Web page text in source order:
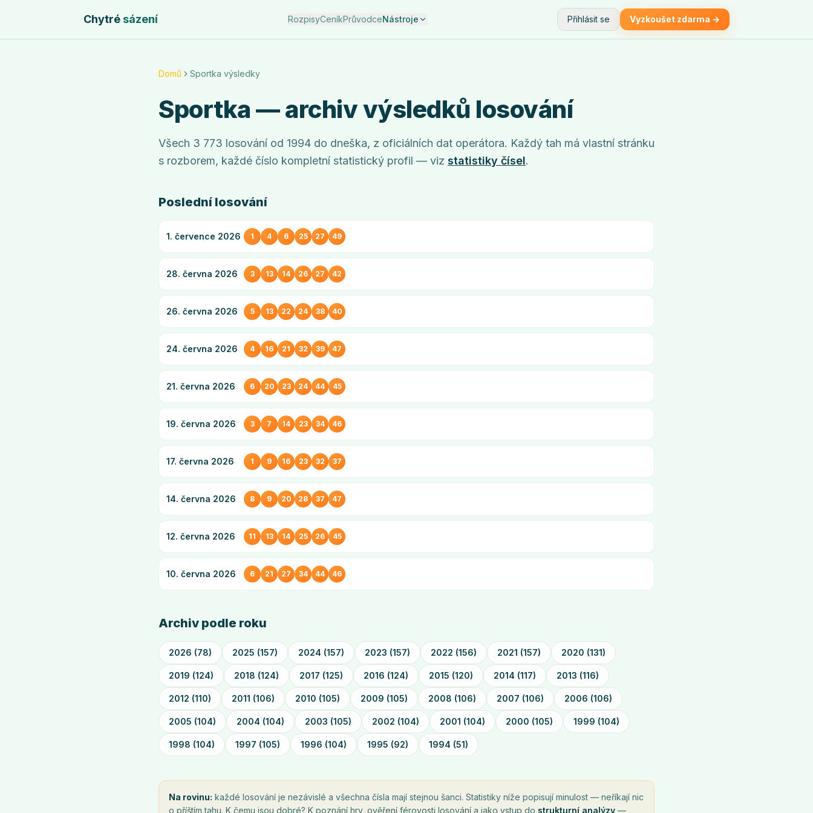
Chytrésázení RozpisyCeníkPrůvodceNástroje Přihlásit se Vyzkoušet zdarma →
Domů Sportka výsledky
Sportka — archiv výsledků losování
Všech 3 773 losování od 1994 do dneška, z oficiálních dat operátora. Každý tah má vlastní stránku
s rozborem, každé číslo kompletní statistický profil — viz statistiky čísel.
Poslední losování
1. července 2026 1 4 6 25 27 49
28. června 2026 3 13 14 26 27 42
26. června 2026 5 13 22 24 38 40
24. června 2026 4 16 21 32 39 47
21. června 2026 6 20 23 24 44 45
19. června 2026 3 7 14 23 34 46
17. června 2026 1 9 16 23 32 37
14. června 2026 8 9 20 28 37 47
12. června 2026 11 13 14 25 26 45
10. června 2026 6 21 27 34 44 46
Archiv podle roku
2026 (78) 2025 (157) 2024 (157) 2023 (157) 2022 (156) 2021 (157) 2020 (131)
2019 (124) 2018 (124) 2017 (125) 2016 (124) 2015 (120) 2014 (117) 2013 (116)
2012 (110) 2011 (106) 2010 (105) 2009 (105) 2008 (106) 2007 (106) 2006 (106)
2005 (104) 2004 (104) 2003 (105) 2002 (104) 2001 (104) 2000 (105) 1999 (104)
1998 (104) 1997 (105) 1996 (104) 1995 (92) 1994 (51)
Na rovinu: každé losování je nezávislé a všechna čísla mají stejnou šanci. Statistiky níže popisují minulost — neříkají nic
o příštím tahu. K čemu jsou dobré? K poznání hry, ověření férovosti losování a jako vstup do strukturní analýzy —